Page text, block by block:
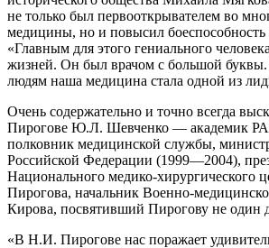
не только был первооткрывателем во
медицины, но и повысил боеспособность
«Главным для этого гениального
жизней. Он был врачом с большой буквы.
людям наша медицина стала одной из
Очень содержательно и точно всегда
Пирогове Ю.Л. Шевченко — академик
полковник медицинской службы,
Российской Федерации (1999—2004),
Национального медико-хирургического
Пирогова, начальник Военно-
Кирова, посвятивший Пирогову не один
«В Н.И. Пирогове нас поражает